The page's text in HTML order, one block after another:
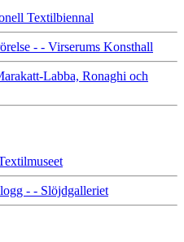
Textilbiennal
- - Virserums Konsthall
Labba, Ronaghi och
- - Slöjdgalleriet